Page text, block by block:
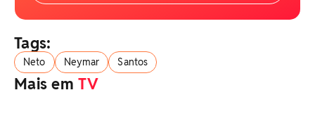
Tags:
Neto Neymar Santos
Mais emTV